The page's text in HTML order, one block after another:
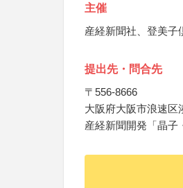
主催
産経新聞社、登美子
提出先・問合先
〒556-8666
大阪府大阪市浪速区
産経新聞開発「晶子